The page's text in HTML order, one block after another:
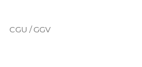
CGU / GGV